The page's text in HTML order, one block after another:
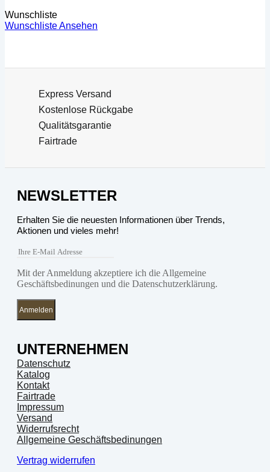
Wunschliste
Wunschliste Ansehen
Express Versand
Kostenlose Rückgabe
Qualitätsgarantie
Fairtrade
NEWSLETTER
Erhalten Sie die neuesten Informationen über Trends,
Aktionen und vieles mehr!
Mit der Anmeldung akzeptiere ich die Allgemeine
Geschäftsbedinungen und die Datenschutzerklärung.
Anmelden
UNTERNEHMEN
Datenschutz
Katalog
Kontakt
Fairtrade
Impressum
Versand
Widerrufsrecht
Allgemeine Geschäftsbedinungen
Vertrag widerrufen